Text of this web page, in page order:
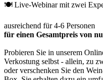
🍽 Live-Webinar mit zwei
ausreichend für 4-6 Personen
für einen Gesamtpreis von
Probieren Sie in unserem
Verkostung selbst - allein, zu
oder verschenken Sie den